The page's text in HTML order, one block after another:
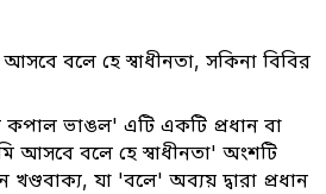
বলে হে স্বাধীনতা, সকিনা বিবির
কপাল ভাঙল' এটি একটি প্রধান বা
আসবে বলে হে স্বাধীনতা' অংশটি
যা 'বলে' অব্যয় দ্বারা প্রধান